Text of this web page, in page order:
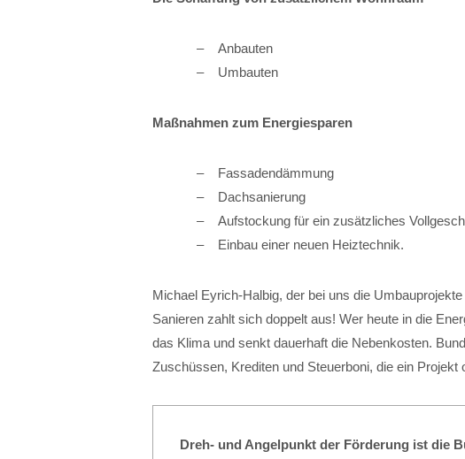
Anbauten
Umbauten
Maßnahmen zum Energiesparen
Fassadendämmung
Dachsanierung
Aufstockung für ein zusätzliches
Einbau einer neuen Heiztechnik.
Michael Eyrich-Halbig, der bei uns die
Sanieren zahlt sich doppelt aus! Wer heute in die
das Klima und senkt dauerhaft die Nebenkosten.
Zuschüssen, Krediten und Steuerboni, die ein Projekt
Dreh- und Angelpunkt der Förderung ist die